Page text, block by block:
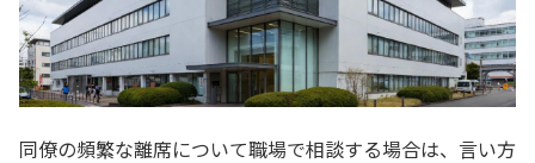
同僚の頻繁な離席について職場で相談する場合は、言い方